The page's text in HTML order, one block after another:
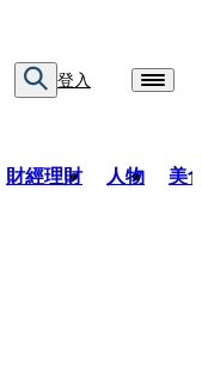
登入
財經理財 人物 美